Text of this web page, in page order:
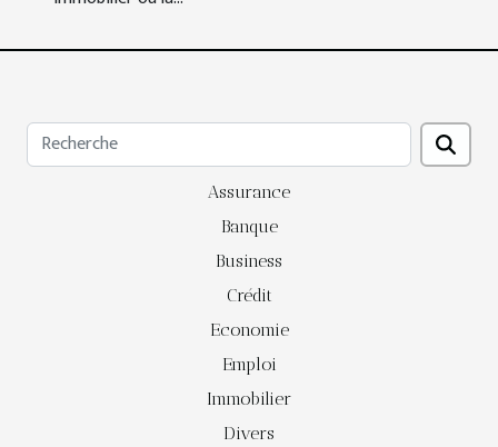
Assurance
Banque
Business
Crédit
Economie
Emploi
Immobilier
Divers